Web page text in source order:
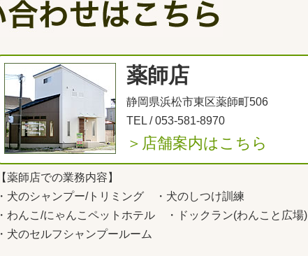
薬師店
静岡県浜松市東区薬師町506
TEL /053-581-8970
＞店舗案内はこちら
【薬師店での業務内容】
・ 犬のシャンプー/トリミング ・ 犬のしつけ訓練
・ わんこ /にゃんこペットホテル ・
ドックラン(わんこと広場)
・ 犬のセルフシャンプールーム